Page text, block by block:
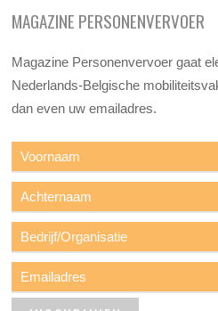
MAGAZINE PERSONENVERVOER
Magazine Personenvervoer gaat
Nederlands-Belgische
dan even uw emailadres.